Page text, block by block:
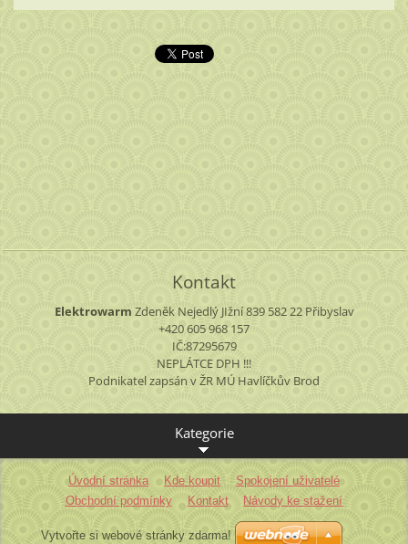
Kontakt
Elektrowarm Zdeněk Nejedlý JIžní 839582 22 Přibyslav
+420 605 968 157
IČ:87295679
NEPLÁTCE DPH !!!
Podnikatel zapsán v ŽR MÚ Havlíčkův Brod
Kategorie
Úvodní stránka Kde koupit
Spokojení uživatelé
Obchodní podmínky
Kontakt Návody ke stažení
Vytvořte si webové stránky zdarma!